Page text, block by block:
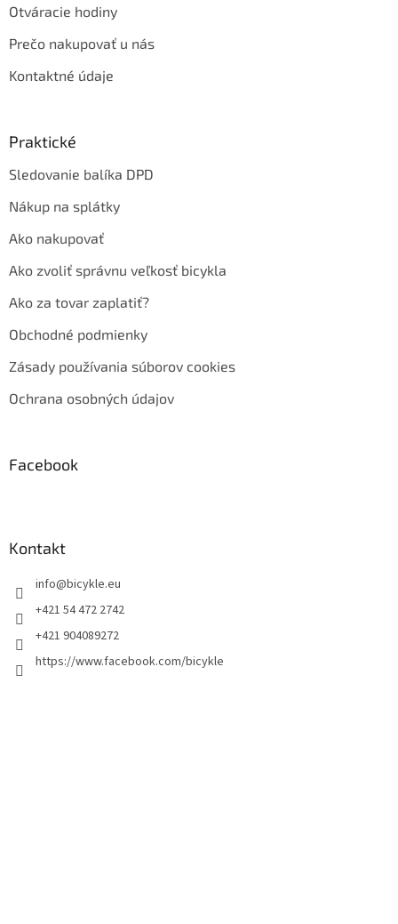
Otváracie hodiny
Prečo nakupovať u nás
Kontaktné údaje
Praktické
Sledovanie balíka DPD
Nákup na splátky
Ako nakupovať
Ako zvoliť správnu veľkosť bicykla
Ako za tovar zaplatiť?
Obchodné podmienky
Zásady používania súborov cookies
Ochrana osobných údajov
Facebook
Kontakt
info@bicykle.eu
+421 54 472 2742
+421 904089272
https://www.facebook.com/bicykle